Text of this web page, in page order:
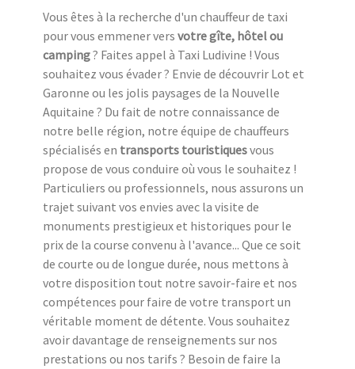
Vous êtes à la recherche d'un chauffeur de taxi
pour vous emmener vers votre gîte, hôtel ou
camping? Faites appel à Taxi Ludivine ! Vous
souhaitez vous évader ? Envie de découvrir Lot et
Garonne ou les jolis paysages de la Nouvelle
Aquitaine ? Du fait de notre connaissance de
notre belle région, notre équipe de chauffeurs
spécialisés en transports touristiquesvous
propose de vous conduire où vous le souhaitez !
Particuliers ou professionnels, nous assurons un
trajet suivant vos envies avec la visite de
monuments prestigieux et historiques pour le
prix de la course convenu à l'avance... Que ce soit
de courte ou de longue durée, nous mettons à
votre disposition tout notre savoir-faire et nos
compétences pour faire de votre transport un
véritable moment de détente. Vous souhaitez
avoir davantage de renseignements sur nos
prestations ou nos tarifs ? Besoin de faire la